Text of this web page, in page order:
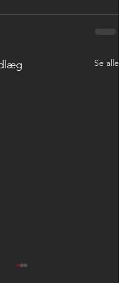
Se alle